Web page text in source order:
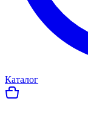
Каталог